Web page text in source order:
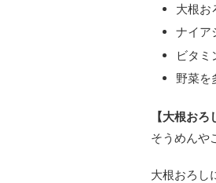
大根お
ナイア
ビタミ
野菜を
【大根おろ
そうめんや
大根おろし